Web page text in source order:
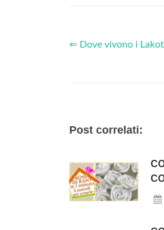
⇐ Dove vivono i
Post correlati: